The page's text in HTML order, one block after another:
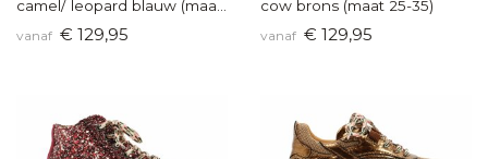
vanaf € 129,95
cow brons (maat 25-35)
vanaf € 129,95